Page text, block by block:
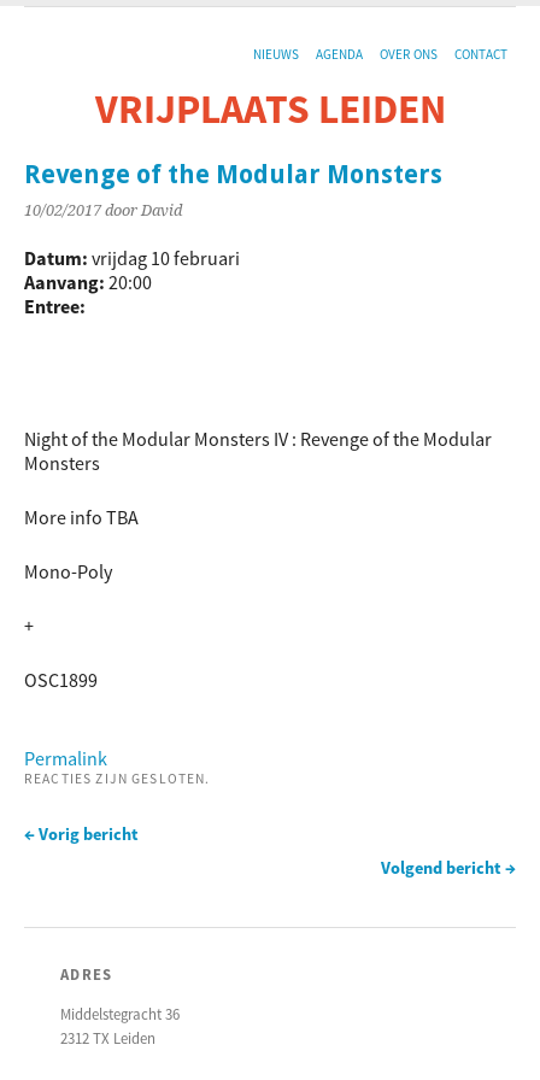
NIEUWS AGENDA OVER ONS CONTACT
VRIJPLAATS LEIDEN
Revenge of the Modular Monsters
10/02/2017 door David
Datum: vrijdag 10 februari
Aanvang: 20:00
Entree:
Night of the Modular Monsters IV : Revenge of the Modular
Monsters
More info TBA
Mono-Poly
+
OSC1899
Permalink
REACTIES ZIJN GESLOTEN.
← Vorig bericht
Volgend bericht →
ADRES
Middelstegracht 36
2312 TX Leiden